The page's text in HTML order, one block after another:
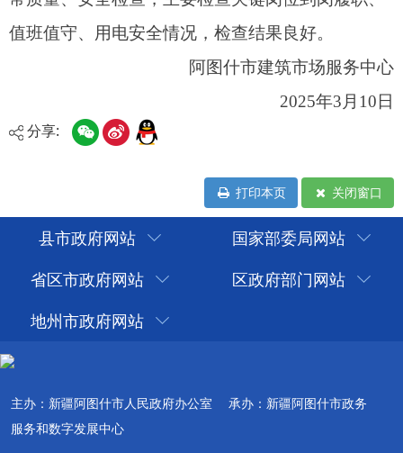
分享:
打印本页 关闭窗口
县市政府网站
国家部委局网站
省区市政府网站
区政府部门网站
地州市政府网站
主办：新疆阿图什市人民政府办公室
承办：新疆阿图什市政务
服务和数字发展中心